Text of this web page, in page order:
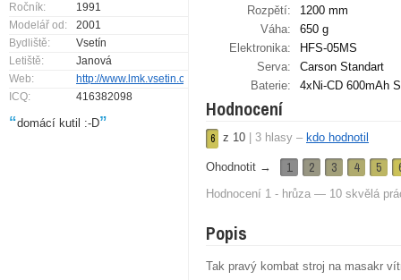
Ročník:
1991
Modelář od:
2001
Bydliště:
Vsetín
Letiště:
Janová
Web:
http://www.lmk.vsetin.org
ICQ:
416382098
“domácí kutil :-D”
Rozpětí:
1200 mm
Váha:
650 g
Elektronika:
HFS-05MS
Serva:
Carson Standart
Baterie:
4xNi-CD 600mAh
Hodnocení
6 z 10 3 hlasy – kdo hodnotil
Ohodnotit → 1 2 3 4 5
Hodnocení 1 - hrůza — 10 skvělá
Popis
Tak pravý kombat stroj na masakr